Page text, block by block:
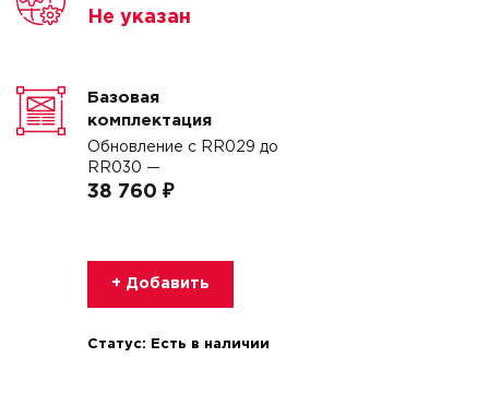
Не указан
Базовая
комплектация
Обновление с RR029 до
RR030 —
38 760 ₽
+ Добавить
Статус: Есть в наличии